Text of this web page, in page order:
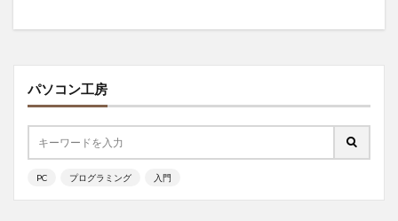
パソコン工房
PC プログラミング 入門